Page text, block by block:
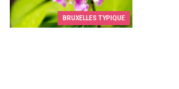
BRUXELLES TYPIQUE